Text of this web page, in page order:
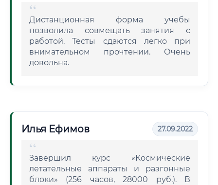
Дистанционная форма учебы
позволила совмещать занятия с
работой. Тесты сдаются легко при
внимательном прочтении. Очень
довольна.
Илья Ефимов 27.09.2022
Завершил курс «Космические
летательные аппараты и разгонные
блоки» (256 часов, 28000 руб.). В